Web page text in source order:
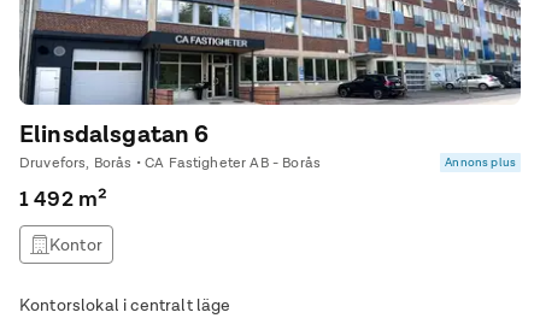
Elinsdalsgatan 6
Druvefors, Borås • CA Fastigheter AB - Borås Annons plus
1 492 m²
Kontor
Kontorslokal i centralt läge